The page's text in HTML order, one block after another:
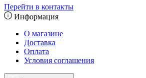
Перейти в контакты
Информация
О магазине
Доставка
Оплата
Условия соглашения